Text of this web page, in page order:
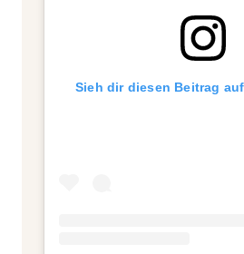
Sieh dir diesen Beitrag